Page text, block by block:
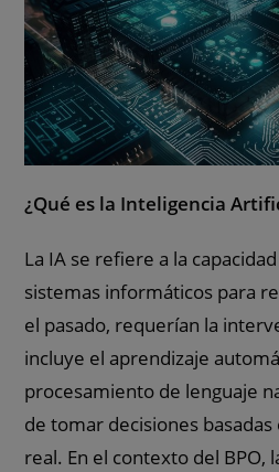
¿Qué es la Inteligencia
La IA se refiere a la
sistemas informáticos para
el pasado, requerían la
incluye el aprendizaje
procesamiento de lenguaje
de tomar decisiones
real. En el contexto del BPO,